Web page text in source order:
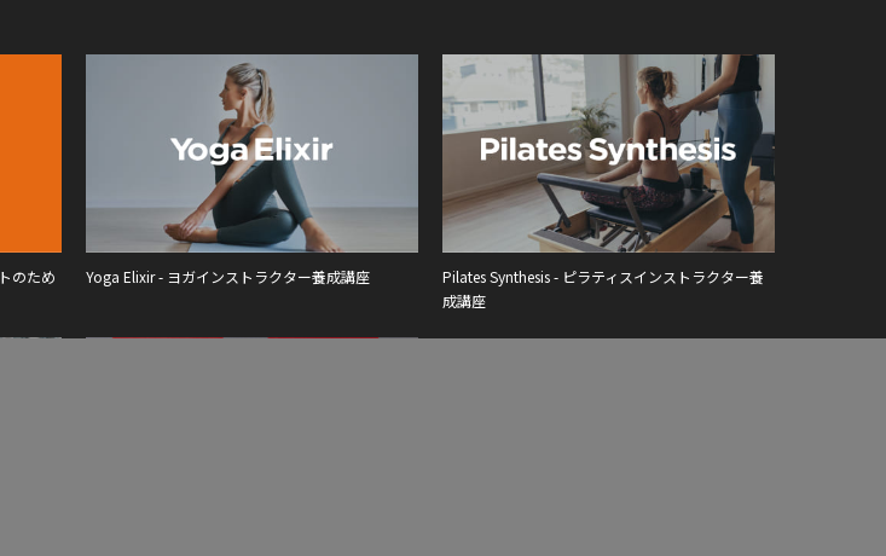
のため
Yoga Elixir - ヨガインストラクター養成講座
Pilates Synthesis - ピラティスインストラクター養
成講座